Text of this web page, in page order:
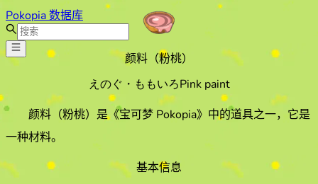
Pokopia 数据库
颜料（粉桃）
えのぐ・ももいろPink paint
颜料（粉桃） 是《宝可梦 Pokopia》中的道具之一，它是
一种材料。
基本信息